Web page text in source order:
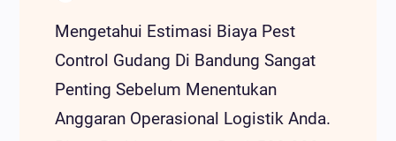
Mengetahui Estimasi Biaya Pest
Control Gudang Di Bandung Sangat
Penting Sebelum Menentukan
Anggaran Operasional Logistik Anda.